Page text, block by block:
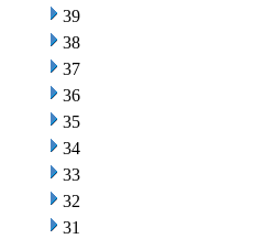
39
38
37
36
35
34
33
32
31